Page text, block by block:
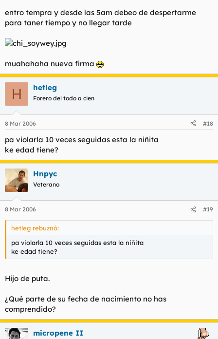
¿qué haces tú despierto tan temprano, charro de los cojones?
p.d. corona está muy buena, la dos XX también.... y a la
señorita, melafo / me la cojo sin duda alguna...
entro tempra y desde las 5am debeo de despertarme
para taner tiempo y no llegar tarde
muahahaha nueva firma
H hetleg
Forero del todo a cien
8 Mar 2006 #18
pa violarla 10 veces seguidas esta la niñita
ke edad tiene?
Hnpyc
Veterano
8 Mar 2006 #19
hetleg rebuznó:
pa violarla 10 veces seguidas esta la niñita
ke edad tiene?
Hijo de puta.
¿Qué parte de su fecha de nacimiento no has
comprendido?
micropene II